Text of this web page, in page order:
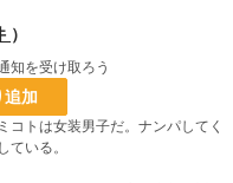
）
知を受け取ろう
追加
コトは女装男子だ。ナンパしてく
ている。